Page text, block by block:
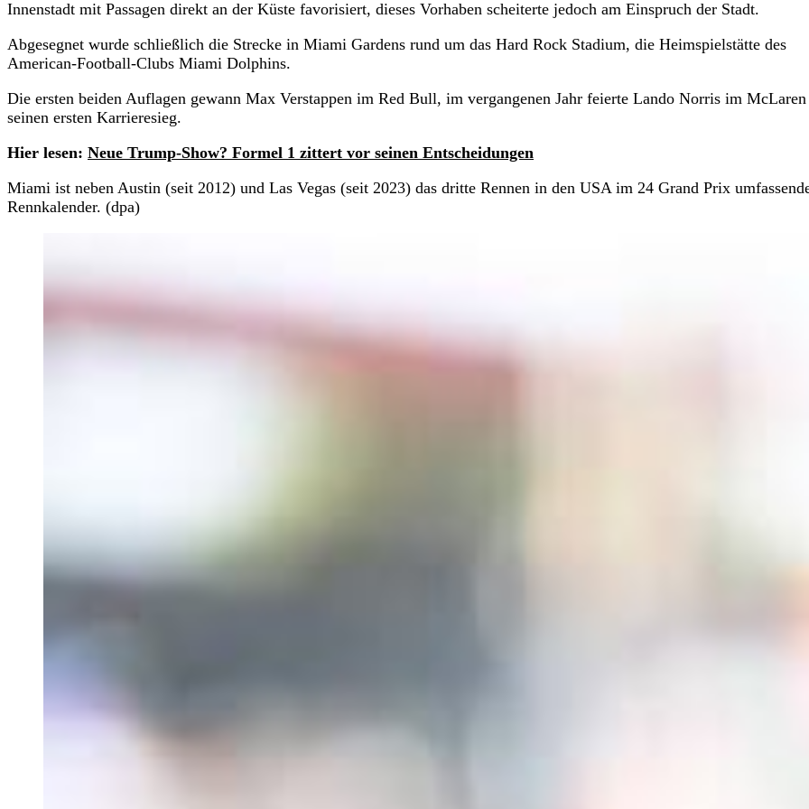
Innenstadt mit Passagen direkt an der Küste favorisiert, dieses Vorhaben scheiterte jedoch am Einspruch der Stadt.
Abgesegnet wurde schließlich die Strecke in Miami Gardens rund um das Hard Rock Stadium, die Heimspielstätte des
American-Football-Clubs Miami Dolphins.
Die ersten beiden Auflagen gewann Max Verstappen im Red Bull, im vergangenen Jahr feierte Lando Norris im McLaren
seinen ersten Karrieresieg.
Hier lesen: Neue Trump-Show? Formel 1 zittert vor seinen Entscheidungen
Miami ist neben Austin (seit 2012) und Las Vegas (seit 2023) das dritte Rennen in den USA im 24 Grand Prix
Rennkalender. (dpa)